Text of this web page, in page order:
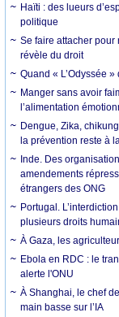
Haïti : des lueurs
politique
Se faire attacher pour
révèle du droit
Quand « L’Odyssée
Manger sans avoir
l’alimentation
Dengue, Zika,
la prévention reste à
Inde. Des
amendements
étrangers des ONG
Portugal.
plusieurs droits
À Gaza, les
Ebola en RDC : le
alerte l'ONU
À Shanghai, le chef
main basse sur l’IA